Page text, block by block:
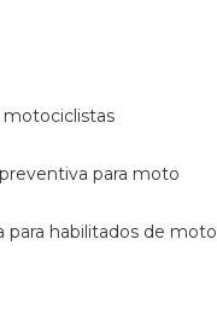
motociclistas
preventiva para moto
para habilitados de moto